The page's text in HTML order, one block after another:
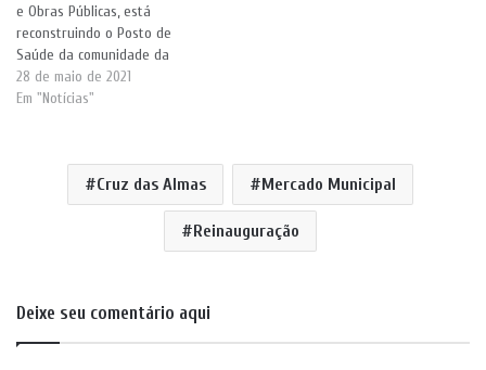
e Obras Públicas, está
reconstruindo o Posto de
Saúde da comunidade da
Gurunga. A obra, realizada com
recursos próprios do Município,
Comunicação. Segundo a nota,
as obras envolvem, "hidráulica
e elétrica, revestimento,
28 de maio de 2021
Em "Notícias"
Cruz das Almas Mercado Municipal
Reinauguração
Deixe seu comentário aqui